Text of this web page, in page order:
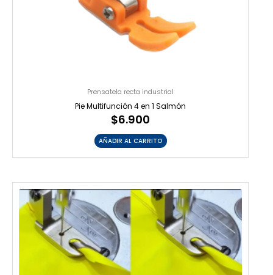
Prensatela recta industrial
Pie Multifunción 4 en 1 Salmón
$6.900
AÑADIR AL CARRITO